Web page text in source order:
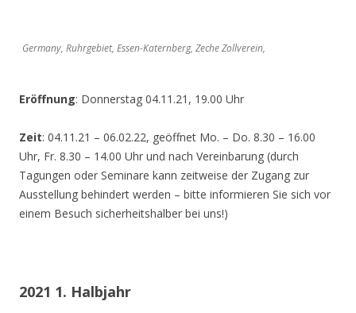
Germany, Ruhrgebiet, Essen-Katernberg, Zeche Zollverein,
Eröffnung: Donnerstag 04.11.21, 19.00 Uhr
Zeit: 04.11.21 – 06.02.22, geöffnet Mo. – Do. 8.30 – 16.00
Uhr, Fr. 8.30 – 14.00 Uhr und nach Vereinbarung (durch
Tagungen oder Seminare kann zeitweise der Zugang zur
Ausstellung behindert werden – bitte informieren Sie sich vor
einem Besuch sicherheitshalber bei uns!)
2021 1. Halbjahr